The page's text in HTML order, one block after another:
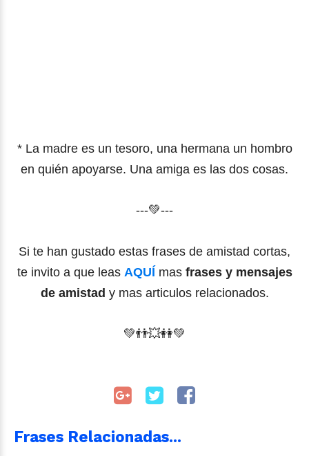
* La madre es un tesoro, una hermana un hombro
en quién apoyarse. Una amiga es las dos cosas.
---💚---
Si te han gustado estas frases de amistad cortas,
te invito a que leas AQUÍ masfrases y mensajes
de amistad y mas articulos relacionados.
💚👬💥👭💚
Frases Relacionadas...